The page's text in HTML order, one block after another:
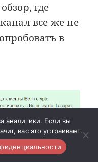
где
все же не
в
аналитики. Если вы
вас это устраивает.